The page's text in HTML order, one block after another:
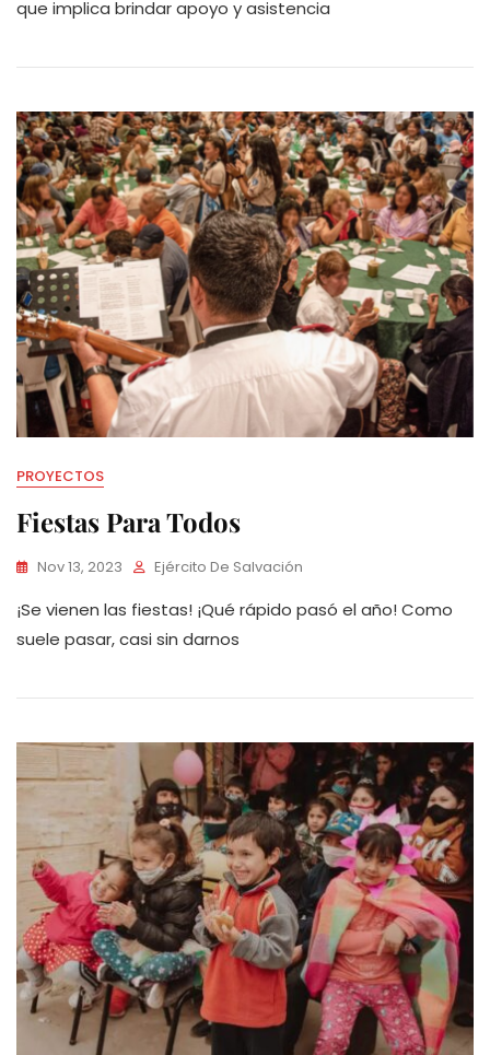
que implica brindar apoyo y asistencia
PROYECTOS
Fiestas Para Todos
Nov 13, 2023 Ejército De Salvación
¡Se vienen las fiestas! ¡Qué rápido pasó el año! Como
suele pasar, casi sin darnos